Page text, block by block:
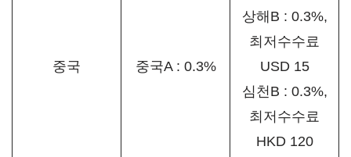
중국 중국A : 0.3%
상해B : 0.3%,
최저수수료
USD 15
심천B : 0.3%,
최저수수료
HKD 120